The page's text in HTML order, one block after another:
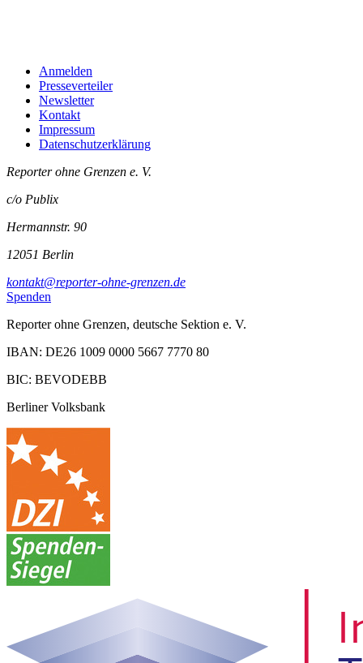
Anmelden
Presseverteiler
Newsletter
Kontakt
Impressum
Datenschutzerklärung
Reporter ohne Grenzen e. V.
c/o Publix
Hermannstr. 90
12051 Berlin
kontakt@reporter-ohne-grenzen.de
Spenden
Reporter ohne Grenzen, deutsche Sektion e. V.
IBAN: DE26 1009 0000 5667 7770 80
BIC: BEVODEBB
Berliner Volksbank